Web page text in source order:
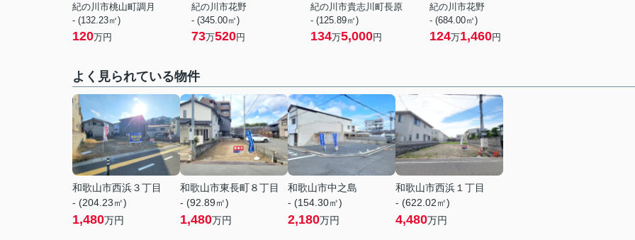
紀の川市桃山町調月
- (132.23㎡)
120万円
紀の川市花野
- (345.00㎡)
73万520円
紀の川市貴志川町長原
- (125.89㎡)
134万5,000円
紀の川市花野
- (684.00㎡)
124万1,460円
よく見られている物件
和歌山市西浜３丁目
- (204.23㎡)
1,480万円
和歌山市東長町８丁目
- (92.89㎡)
1,480万円
和歌山市中之島
- (154.30㎡)
2,180万円
和歌山市西浜１丁目
- (622.02㎡)
4,480万円